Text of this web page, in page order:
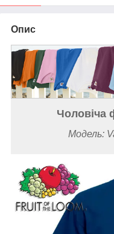
Опис
Чоловіча
Модель: